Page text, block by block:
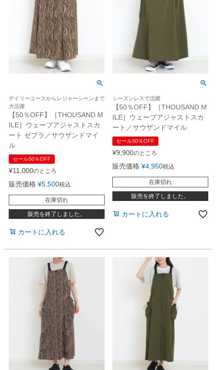
デイリーユースからレジャーシーンまで
大活躍
【50％OFF】［THOUSAND M
ILE］ウェーブアジャストスカ
ート ゼブラ／サウザンドマイ
ル
セール50％OFF
¥11,000のところ
販売価格 ¥5,500税込
在庫切れ
販売を終了しました。
カートに入れる
シーズンレスで活躍
【50％OFF】［THOUSAND M
ILE］ウェーブアジャストスカ
ート／サウザンドマイル
セール50％OFF
¥9,900のところ
販売価格 ¥4,950税込
在庫切れ
販売を終了しました。
カートに入れる